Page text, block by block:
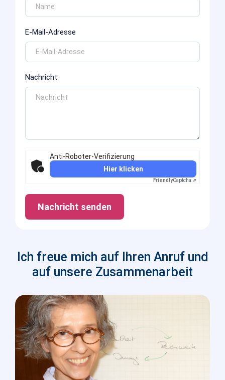
E-Mail-Adresse
Nachricht
Anti-Roboter-Verifizierung
Hier klicken
FriendlyCaptcha ⇗
Nachricht senden
Ich freue mich auf Ihren Anruf und
auf unsere Zusammenarbeit